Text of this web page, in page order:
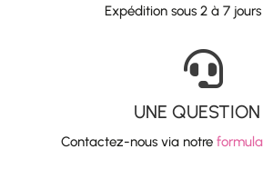
Expédition sous 2 à 7

UNE
Contactez-nous via notre